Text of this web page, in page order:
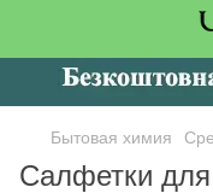
Бытовая химия
Салфетки для